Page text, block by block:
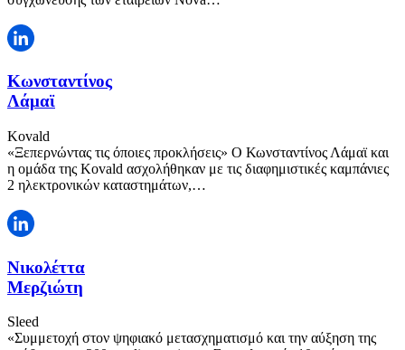
Κωνσταντίνος
Λάμαϊ
Kovald
«Ξεπερνώντας τις όποιες προκλήσεις» Ο Κωνσταντίνος Λάμαϊ και
η ομάδα της Kovald ασχολήθηκαν με τις διαφημιστικές καμπάνιες
2 ηλεκτρονικών καταστημάτων,…
Νικολέττα
Μερζιώτη
Sleed
«Συμμετοχή στον ψηφιακό μετασχηματισμό και την αύξηση της